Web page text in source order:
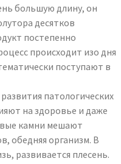
большую длину, он
десятков
постепенно
происходит изо дня
поступают в
патологических
на здоровье и даже
камни мешают
обедняя организм. В
развивается плесень.